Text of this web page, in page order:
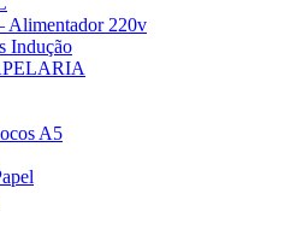
Alimentador 220v
Indução
A5